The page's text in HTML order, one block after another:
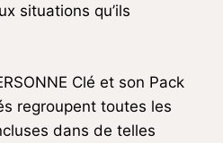
situations qu’ils
Clé et son Pack
regroupent toutes les
dans de telles